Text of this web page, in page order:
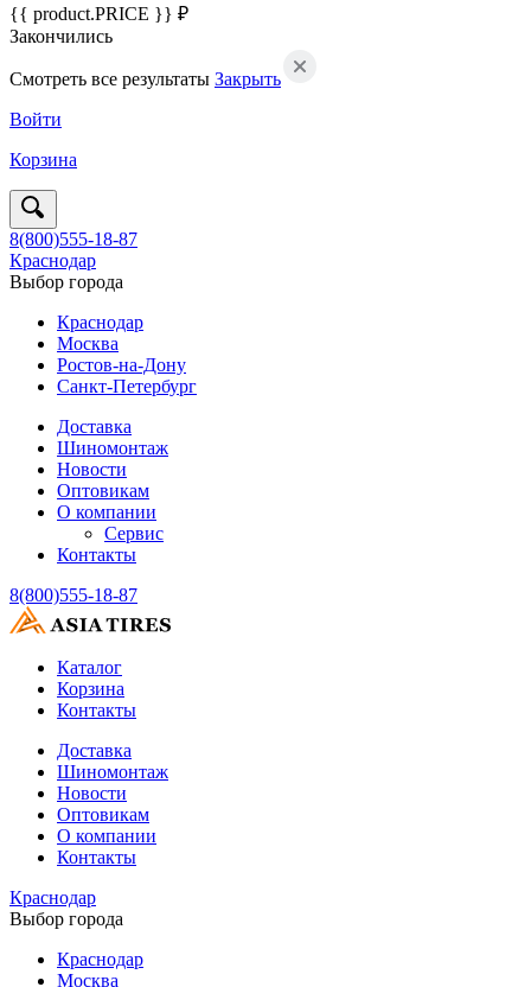
{{ product.PRICE }} ₽
Закончились
Смотреть все результаты Закрыть
Войти
Корзина
8(800)555-18-87
Краснодар
Выбор города
Краснодар
Москва
Ростов-на-Дону
Санкт-Петербург
Доставка
Шиномонтаж
Новости
Оптовикам
О компании
Сервис
Контакты
8(800)555-18-87
Каталог
Корзина
Контакты
Доставка
Шиномонтаж
Новости
Оптовикам
О компании
Контакты
Краснодар
Выбор города
Краснодар
Москва